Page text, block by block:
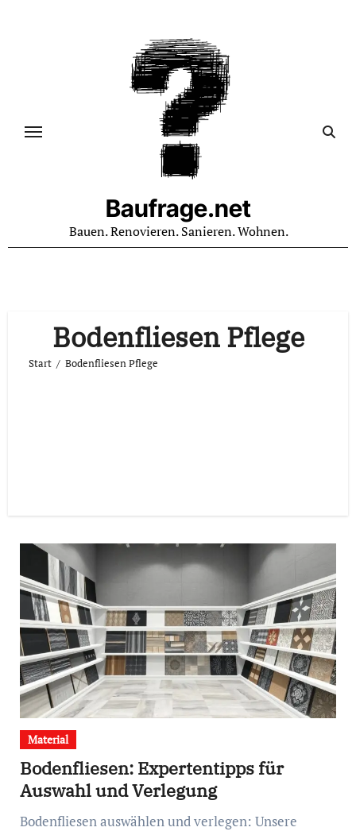
Baufrage.net
Bauen. Renovieren. Sanieren. Wohnen.
Bodenfliesen Pflege
Start Bodenfliesen Pflege
Material
Bodenfliesen: Expertentipps für
Auswahl und Verlegung
Bodenfliesen auswählen und verlegen: Unsere